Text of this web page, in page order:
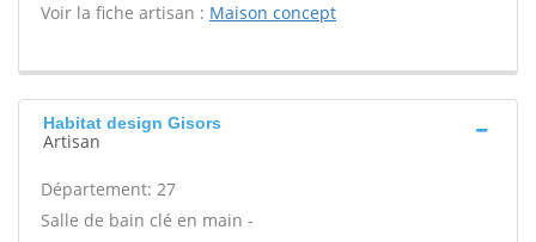
Voir la fiche artisan : Maison concept
Habitat design Gisors
Artisan
Département: 27
Salle de bain clé en main -